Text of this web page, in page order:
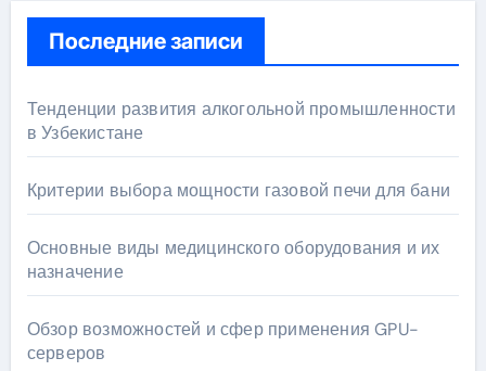
Последние записи
Тенденции развития алкогольной промышленности
в Узбекистане
Критерии выбора мощности газовой печи для бани
Основные виды медицинского оборудования и их
назначение
Обзор возможностей и сфер применения GPU-
серверов